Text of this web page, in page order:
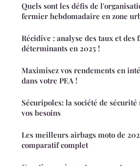
Quels sont les défis de
fermier hebdomadaire en zone
Récidive : analyse des taux et des
déterminants en 2025 !
Maximisez vos rendements en
dans votre PEA !
Sécuripoles: la société de
vos besoins
Les meilleurs airbags moto de
comparatif complet